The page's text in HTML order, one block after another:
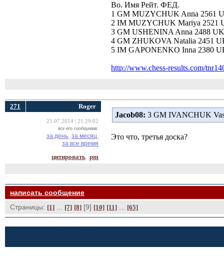
Bo. Имя Рейт. ФЕД.
1 GM MUZYCHUK Anna 2561
2 IM MUZYCHUK Mariya 2521
3 GM USHENINA Anna 2488
4 GM ZHUKOVA Natalia 2451
5 IM GAPONENKO Inna 2380
http://www.chess-results.com/
271 Roger
25.07.2014 | 21:29:02
все его сообщения:
за день, за месяц,
за все время
цитировать pm
Jacob08: 3 GM IVANCHUK
Это что, третья доска?
написать сообщение
Страницы: [1] [7] [8] [9] [10] [11] [65]